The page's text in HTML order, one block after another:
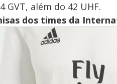
GVT, além do 42 UHF.
dos times da